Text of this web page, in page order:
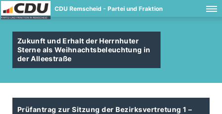
CDU Remscheid - Partei und Fraktion
Zukunft und Erhalt der Herrnhuter
Sterne als Weihnachtsbeleuchtung in
der Alleestraße
Prüfantrag zur Sitzung der Bezirksvertretung 1 –